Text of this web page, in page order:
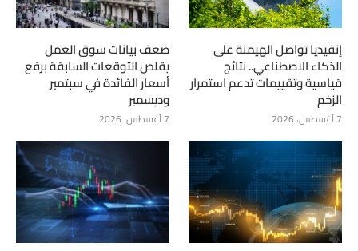
إنفيديا تواصل الهيمنة على
الذكاء الاصطناعي.. نتائج
قياسية وتقييمات تدعم استمرار
الزخم
7 أغسطس، 2026
ضعف بيانات سوق العمل
يقلص التوقعات السابقة برفع
أسعار الفائدة في سبتمبر
وديسمبر
7 أغسطس، 2026